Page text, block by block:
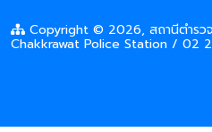
Copyright © 2026, สถานีตำรว
Chakkrawat Police Station /